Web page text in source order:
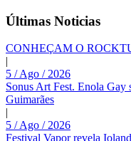
Últimas Noticias
CONHEÇAM O
|
5 / Ago / 2026
Sonus Art Fest. Enola Gay
Guimarães
|
5 / Ago / 2026
Festival Vapor revela